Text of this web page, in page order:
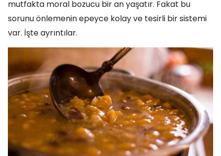
mutfakta moral bozucu bir an yaşatır. Fakat bu
sorunu önlemenin epeyce kolay ve tesirli bir sistemi
var. İşte ayrıntılar.